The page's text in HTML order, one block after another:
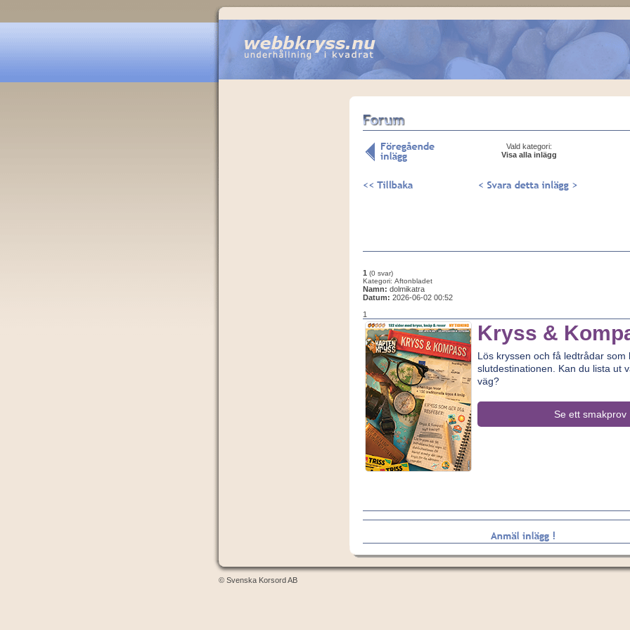
Vald kategori:
Visa alla inlägg
1 (0 svar)
Kategori: Aftonbladet
Namn: dolmikatra
Datum: 2026-06-02 00:52
1
Kryss &
Lös kryssen och få ledtrådar som
slutdestinationen. Kan du lista ut
väg?
Se ett smakprov
© Svenska Korsord AB